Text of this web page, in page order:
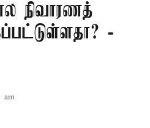
நிவாரணத்
-
am